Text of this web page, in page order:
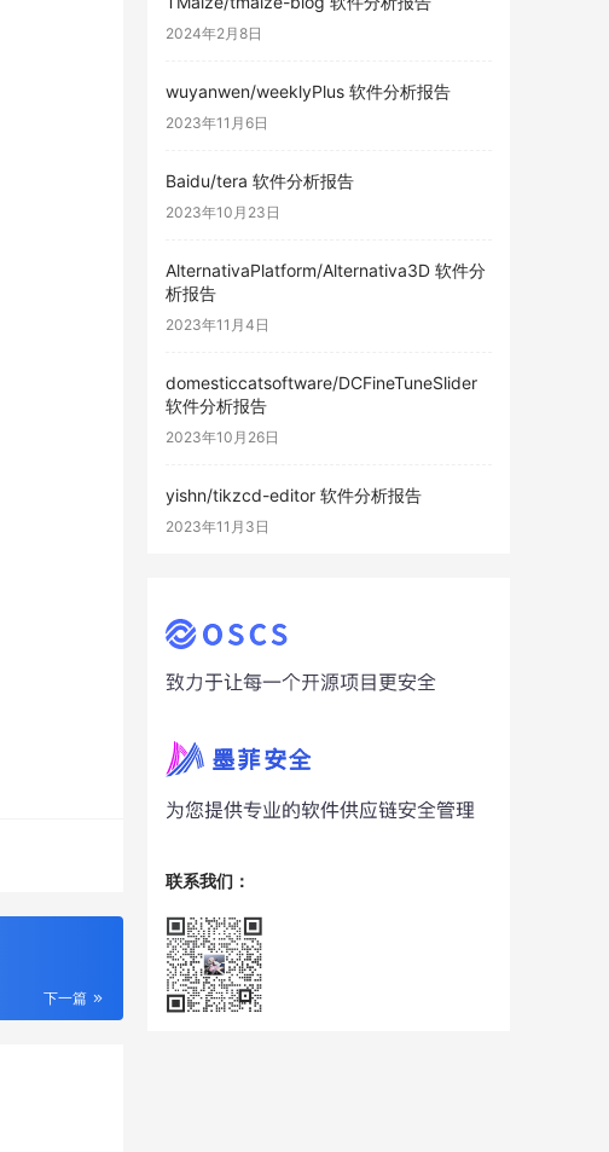
下一篇
2024年2月8日
wuyanwen/weeklyPlus 软件分析报告
2023年11月6日
Baidu/tera 软件分析报告
2023年10月23日
AlternativaPlatform/Alternativa3D 软件分
析报告
2023年11月4日
domesticcatsoftware/DCFineTuneSlider
软件分析报告
2023年10月26日
yishn/tikzcd-editor 软件分析报告
2023年11月3日
联系我们：